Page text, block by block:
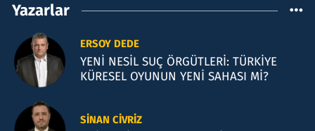
Yazarlar
ERSOY DEDE
YENİ NESİL SUÇ ÖRGÜTLERİ: TÜRKİYE
KÜRESEL OYUNUN YENİ SAHASI Mİ?
SINAN CIVRIZ